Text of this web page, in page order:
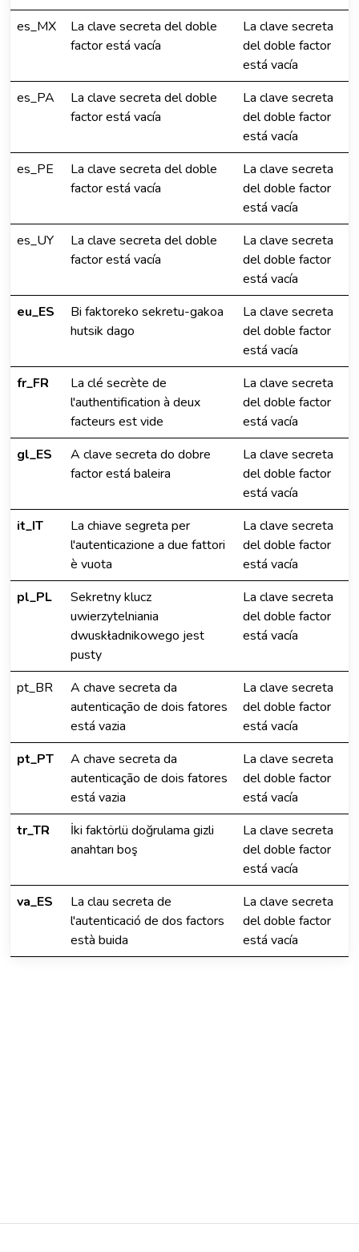
es_MX
La clave secreta del doble
factor está vacía
La clave secreta
del doble factor
está vacía
es_PA
La clave secreta del doble
factor está vacía
La clave secreta
del doble factor
está vacía
es_PE
La clave secreta del doble
factor está vacía
La clave secreta
del doble factor
está vacía
es_UY
La clave secreta del doble
factor está vacía
La clave secreta
del doble factor
está vacía
eu_ES
Bi faktoreko sekretu-gakoa
hutsik dago
La clave secreta
del doble factor
está vacía
fr_FR
La clé secrète de
l'authentification à deux
facteurs est vide
La clave secreta
del doble factor
está vacía
gl_ES
A clave secreta do dobre
factor está baleira
La clave secreta
del doble factor
está vacía
it_IT
La chiave segreta per
l'autenticazione a due fattori
è vuota
La clave secreta
del doble factor
está vacía
pl_PL
Sekretny klucz
uwierzytelniania
dwuskładnikowego jest
pusty
La clave secreta
del doble factor
está vacía
pt_BR
A chave secreta da
autenticação de dois fatores
está vazia
La clave secreta
del doble factor
está vacía
pt_PT
A chave secreta da
autenticação de dois fatores
está vazia
La clave secreta
del doble factor
está vacía
tr_TR
İki faktörlü doğrulama gizli
anahtarı boş
La clave secreta
del doble factor
está vacía
va_ES
La clau secreta de
l'autenticació de dos factors
està buida
La clave secreta
del doble factor
está vacía